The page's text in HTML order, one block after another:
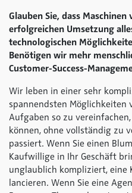
Glauben Sie, dass
erfolgreichen Umsetzung
technologischen
Benötigen wir mehr
Customer-Success-
Wir leben in einer sehr
spannendsten Möglichkeiten
Aufgaben so zu
können, ohne vollständig zu
passiert. Wenn Sie einen
Kaufwillige in Ihr Geschäft
unglaublich kompliziert, eine
lancieren. Wenn Sie eine